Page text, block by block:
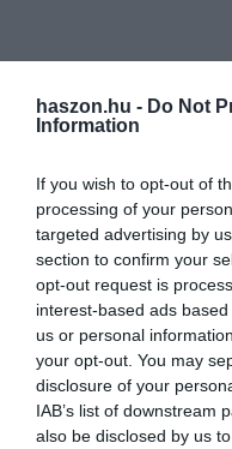
haszon.hu - Do Not
Information
If you wish to opt-out of
processing of your
targeted advertising by
section to confirm your
opt-out request is
interest-based ads
us or personal
your opt-out. You may
disclosure of your
IAB’s list of downstream
also be disclosed by us